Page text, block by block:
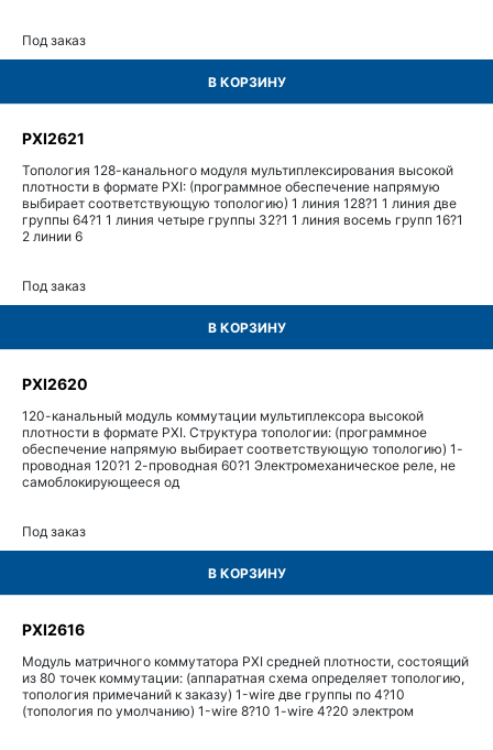
Под заказ
В КОРЗИНУ
PXI2621
Топология 128-канального модуля мультиплексирования высокой
плотности в формате PXI: (программное обеспечение напрямую
выбирает соответствующую топологию) 1 линия 128?1 1 линия две
группы 64?1 1 линия четыре группы 32?1 1 линия восемь групп 16?1
2 линии 6
Под заказ
В КОРЗИНУ
PXI2620
120-канальный модуль коммутации мультиплексора высокой
плотности в формате PXI. Структура топологии: (программное
обеспечение напрямую выбирает соответствующую топологию) 1-
проводная 120?1 2-проводная 60?1 Электромеханическое реле, не
самоблокирующееся од
Под заказ
В КОРЗИНУ
PXI2616
Модуль матричного коммутатора PXI средней плотности, состоящий
из 80 точек коммутации: (аппаратная схема определяет топологию,
топология примечаний к заказу) 1-wire две группы по 4?10
(топология по умолчанию) 1-wire 8?10 1-wire 4?20 электром